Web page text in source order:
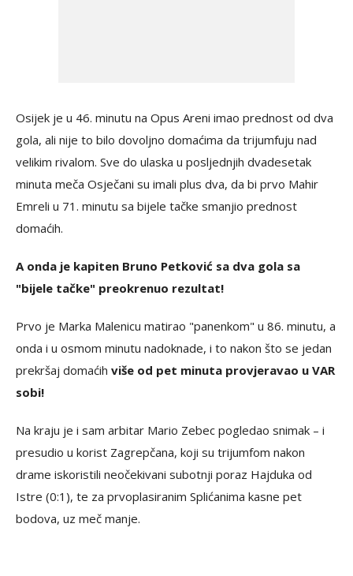
Osijek je u 46. minutu na Opus Areni imao prednost od dva
gola, ali nije to bilo dovoljno domaćima da trijumfuju nad
velikim rivalom. Sve do ulaska u posljednjih dvadesetak
minuta meča Osječani su imali plus dva, da bi prvo Mahir
Emreli u 71. minutu sa bijele tačke smanjio prednost
domaćih.
A onda je kapiten Bruno Petković sa dva gola sa
"bijele tačke" preokrenuo rezultat!
Prvo je Marka Malenicu matirao "panenkom" u 86. minutu, a
onda i u osmom minutu nadoknade, i to nakon što se jedan
prekršaj domaćih više od pet minuta provjeravao u VAR
sobi!
Na kraju je i sam arbitar Mario Zebec pogledao snimak – i
presudio u korist Zagrepčana, koji su trijumfom nakon
drame iskoristili neočekivani subotnji poraz Hajduka od
Istre (0:1), te za prvoplasiranim Splićanima kasne pet
bodova, uz meč manje.